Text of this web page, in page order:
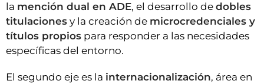
la mención dual en ADE, el desarrollo de dobles
titulaciones y la creación de microcredenciales y
títulos propios para responder a las necesidades
específicas del entorno.
El segundo eje es la internacionalización, área en